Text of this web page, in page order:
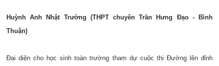
Huỳnh Anh Nhật Trường (THPT chuyên Trần Hưng Đạo - Bình
Thuận)
Đại diện cho học sinh toàn trường tham dự cuộc thi Đường lên đỉnh